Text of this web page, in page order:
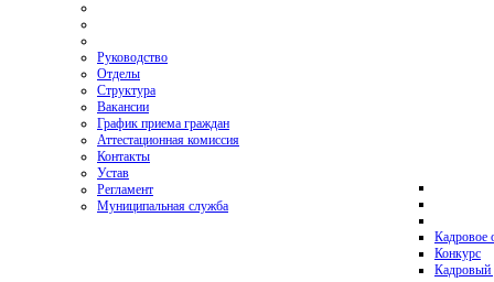
Руководство
Отделы
Структура
Вакансии
График приема граждан
Аттестационная комиссия
Контакты
Устав
Регламент
Муниципальная служба
Кадровое
Конкурс
Кадровый